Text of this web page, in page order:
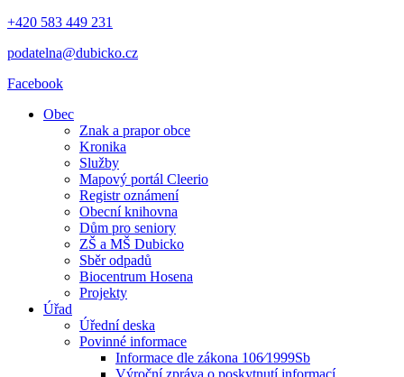
+420 583 449 231
podatelna@dubicko.cz
Facebook
Obec
Znak a prapor obce
Kronika
Služby
Mapový portál Cleerio
Registr oznámení
Obecní knihovna
Dům pro seniory
ZŠ a MŠ Dubicko
Sběr odpadů
Biocentrum Hosena
Projekty
Úřad
Úřední deska
Povinné informace
Informace dle zákona 106⁄1999Sb
Výroční zpráva o poskytnutí informací